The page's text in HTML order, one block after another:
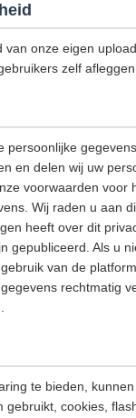
onze eigen
zelf afleggen.
persoonlijke
en delen wij uw
voorwaarden
Wij raden u aan
heeft over dit
gepubliceerd. Als u
van de
rechtmatig
te bieden,
cookies,